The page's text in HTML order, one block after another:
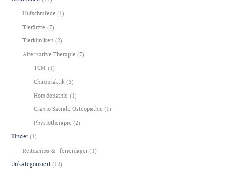
Hufschmiede (1)
Tierärzte (7)
Tierkliniken (2)
Alternative Therapie (7)
TCM (1)
Chiropraktik (3)
Homöopathie (1)
Cranio Sacrale Osteopathie (1)
Physiotherapie (2)
Kinder (1)
Reitcamps & -ferienlager (1)
Unkategorisiert (12)